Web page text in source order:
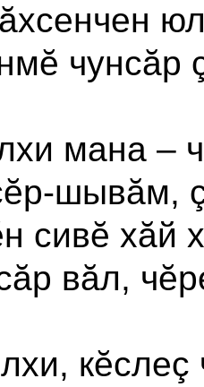
чунсăр
мана –
шывăм,
сивĕ хăй
вăл,
кĕслеç